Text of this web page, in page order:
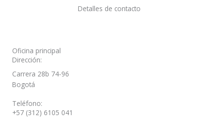
Detalles de contacto
Oficina principal
Dirección:
Carrera 28b 74-96
Bogotá
Teléfono:
+57 (312) 6105 041